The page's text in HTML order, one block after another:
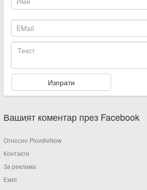
Вашият коментар през Facebook
Относно PlovdivNow
Контакти
За реклама
Екип